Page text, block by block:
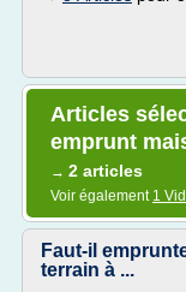
Articles
emprunt
→ 2 articles
Voir également 1
Faut-il
terrain à ...